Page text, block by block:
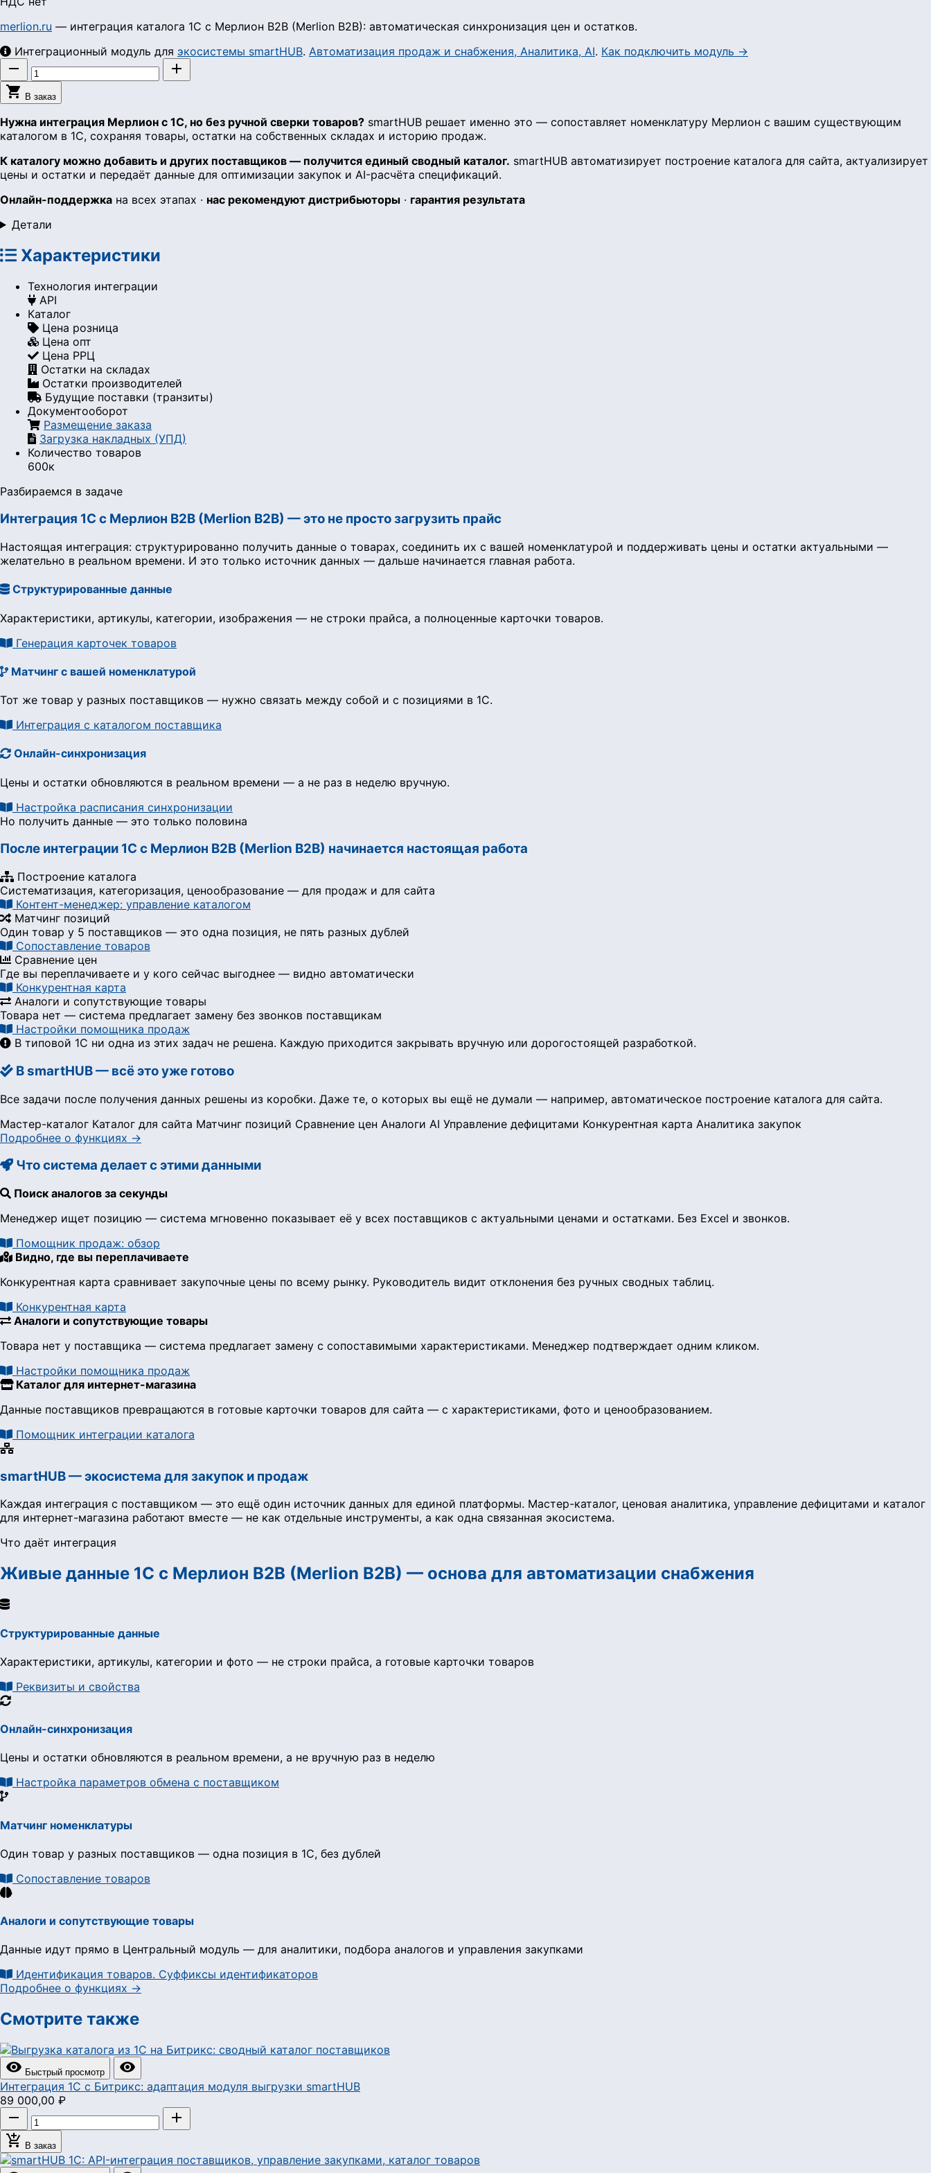
merlion.ru — интеграция каталога 1С с Мерлион B2B (Merlion B2B): автоматическая синхронизация цен и остатков.
Интеграционный модуль для экосистемы smartHUB. Автоматизация продаж и снабжения, Аналитика, AI. Как подключить модуль →


 В заказ
Нужна интеграция Мерлион с 1С, но без ручной сверки товаров? smartHUB решает именно это — сопоставляет номенклатуру Мерлион с вашим существующим
каталогом в 1С, сохраняя товары, остатки на собственных складах и историю продаж.
К каталогу можно добавить и других поставщиков — получится единый сводный каталог. smartHUB автоматизирует построение каталога для сайта, актуализирует
цены и остатки и передаёт данные для оптимизации закупок и AI-расчёта спецификаций.
Онлайн-поддержка на всех этапах · нас рекомендуют дистрибьюторы · гарантия результата
Детали
Характеристики
Технология интеграции
API
Каталог
Цена розница
Цена опт
Цена РРЦ
Остатки на складах
Остатки производителей
Будущие поставки (транзиты)
Документооборот
Размещение заказа
Загрузка накладных (УПД)
Количество товаров
600к
Разбираемся в задаче
Интеграция 1С с Мерлион B2B (Merlion B2B) — это не просто загрузить прайс
Настоящая интеграция: структурированно получить данные о товарах, соединить их с вашей номенклатурой и поддерживать цены и остатки актуальными —
желательно в реальном времени. И это только источник данных — дальше начинается главная работа.
Структурированные данные
Характеристики, артикулы, категории, изображения — не строки прайса, а полноценные карточки товаров.
Генерация карточек товаров
Матчинг с вашей номенклатурой
Тот же товар у разных поставщиков — нужно связать между собой и с позициями в 1С.
Интеграция с каталогом поставщика
Онлайн-синхронизация
Цены и остатки обновляются в реальном времени — а не раз в неделю вручную.
Настройка расписания синхронизации
Но получить данные — это только половина
После интеграции 1С с Мерлион B2B (Merlion B2B) начинается настоящая работа
Построение каталога
Систематизация, категоризация, ценообразование — для продаж и для сайта
Контент-менеджер: управление каталогом
Матчинг позиций
Один товар у 5 поставщиков — это одна позиция, не пять разных дублей
Сопоставление товаров
Сравнение цен
Где вы переплачиваете и у кого сейчас выгоднее — видно автоматически
Конкурентная карта
Аналоги и сопутствующие товары
Товара нет — система предлагает замену без звонков поставщикам
Настройки помощника продаж
В типовой 1С ни одна из этих задач не решена. Каждую приходится закрывать вручную или дорогостоящей разработкой.
В smartHUB — всё это уже готово
Все задачи после получения данных решены из коробки. Даже те, о которых вы ещё не думали — например, автоматическое построение каталога для сайта.
Мастер-каталог Каталог для сайта Матчинг позиций Сравнение цен Аналоги AI Управление дефицитами Конкурентная карта Аналитика закупок
Подробнее о функциях →
Что система делает с этими данными
Поиск аналогов за секунды
Менеджер ищет позицию — система мгновенно показывает её у всех поставщиков с актуальными ценами и остатками. Без Excel и звонков.
Помощник продаж: обзор
Видно, где вы переплачиваете
Конкурентная карта сравнивает закупочные цены по всему рынку. Руководитель видит отклонения без ручных сводных таблиц.
Конкурентная карта
Аналоги и сопутствующие товары
Товара нет у поставщика — система предлагает замену с сопоставимыми характеристиками. Менеджер подтверждает одним кликом.
Настройки помощника продаж
Каталог для интернет-магазина
Данные поставщиков превращаются в готовые карточки товаров для сайта — с характеристиками, фото и ценообразованием.
Помощник интеграции каталога
smartHUB — экосистема для закупок и продаж
Каждая интеграция с поставщиком — это ещё один источник данных для единой платформы. Мастер-каталог, ценовая аналитика, управление дефицитами и каталог
для интернет-магазина работают вместе — не как отдельные инструменты, а как одна связанная экосистема.
Что даёт интеграция
Живые данные 1С с Мерлион B2B (Merlion B2B) — основа для автоматизации снабжения
Структурированные данные
Характеристики, артикулы, категории и фото — не строки прайса, а готовые карточки товаров
Реквизиты и свойства
Онлайн-синхронизация
Цены и остатки обновляются в реальном времени, а не вручную раз в неделю
Настройка параметров обмена с поставщиком
Матчинг номенклатуры
Один товар у разных поставщиков — одна позиция в 1С, без дублей
Сопоставление товаров
Аналоги и сопутствующие товары
Данные идут прямо в Центральный модуль — для аналитики, подбора аналогов и управления закупками
Идентификация товаров. Суффиксы идентификаторов
Подробнее о функциях →
Смотрите также
 Быстрый просмотр 
Интеграция 1С с Битрикс: адаптация модуля выгрузки smartHUB
89 000,00 ₽


 В заказ